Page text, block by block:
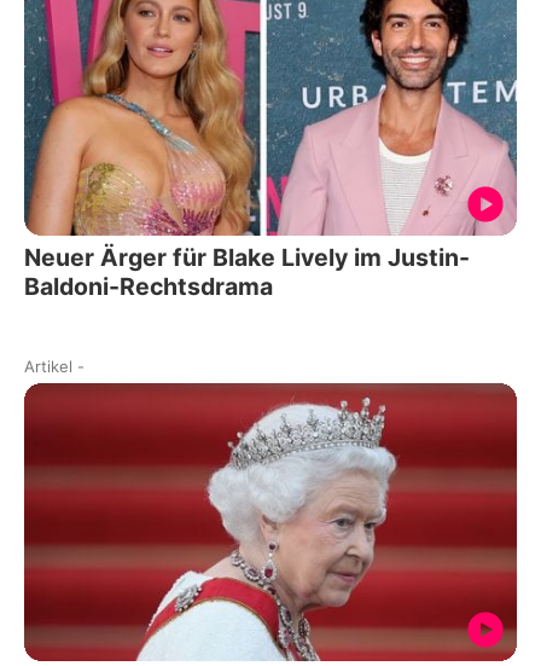
Neuer Ärger für Blake Lively im Justin-
Baldoni-Rechtsdrama
Artikel -